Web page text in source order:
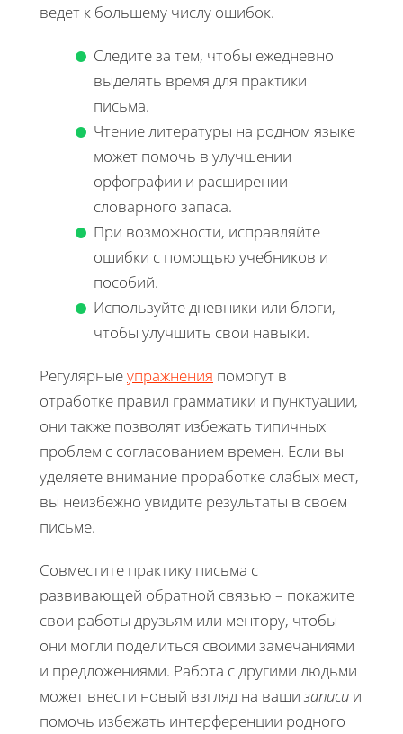
ведет к большему числу ошибок.
Следите за тем, чтобы ежедневно
выделять время для практики
письма.
Чтение литературы на родном языке
может помочь в улучшении
орфографии и расширении
словарного запаса.
При возможности, исправляйте
ошибки с помощью учебников и
пособий.
Используйте дневники или блоги,
чтобы улучшить свои навыки.
Регулярныеупражнения помогут в
отработке правил грамматики и пунктуации,
они также позволят избежать типичных
проблем с согласованием времен. Если вы
уделяете внимание проработке слабых мест,
вы неизбежно увидите результаты в своем
письме.
Совместите практику письма с
развивающей обратной связью – покажите
свои работы друзьям или ментору, чтобы
они могли поделиться своими замечаниями
и предложениями. Работа с другими людьми
может внести новый взгляд на ваши записи и
помочь избежать интерференции родного